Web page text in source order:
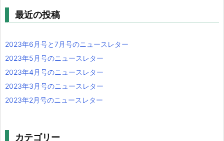
最近の投稿
2023年6月号と7月号のニュースレター
2023年5月号のニュースレター
2023年4月号のニュースレター
2023年3月号のニュースレター
2023年2月号のニュースレター
カテゴリー